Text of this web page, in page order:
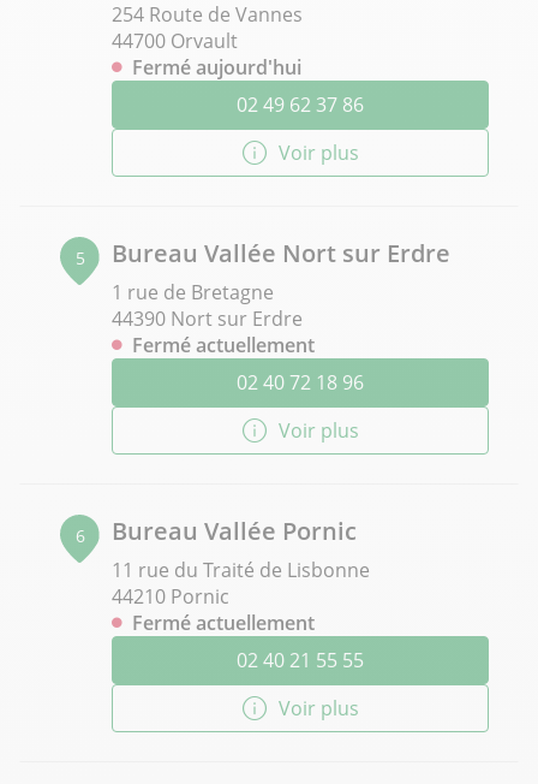
254 Route de Vannes
44700 Orvault
Fermé aujourd'hui
02 49 62 37 86
Voir plus
5 Bureau Vallée Nort sur Erdre
1 rue de Bretagne
44390 Nort sur Erdre
Fermé actuellement
02 40 72 18 96
Voir plus
6 Bureau Vallée Pornic
11 rue du Traité de Lisbonne
44210 Pornic
Fermé actuellement
02 40 21 55 55
Voir plus